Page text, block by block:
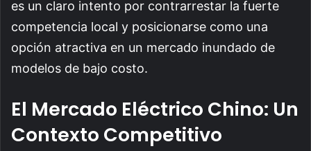
es un claro intento por contrarrestar la fuerte
competencia local y posicionarse como una
opción atractiva en un mercado inundado de
modelos de bajo costo.
El Mercado Eléctrico Chino: Un
Contexto Competitivo